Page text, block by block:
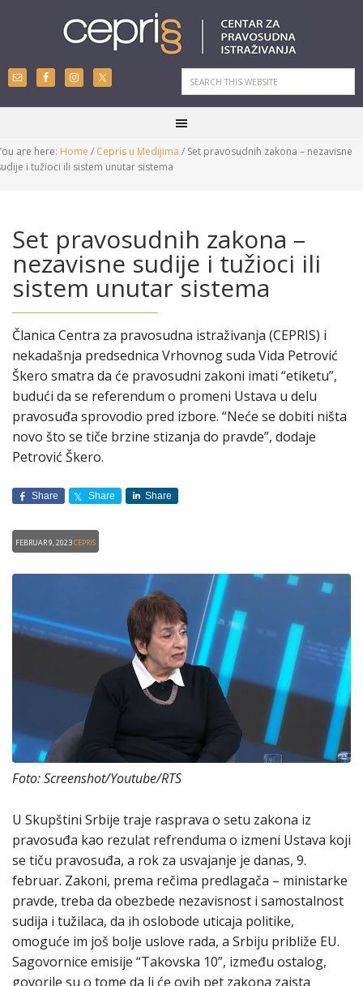
are here: Home / Cepris u Medijima / Set pravosudnih zakona – nezavisne
i tužioci ili sistem unutar sistema
Set pravosudnih zakona –
nezavisne sudije i tužioci ili
sistem unutar sistema
Članica Centra za pravosudna istraživanja (CEPRIS) i
nekadašnja predsednica Vrhovnog suda Vida Petrović
Škero smatra da će pravosudni zakoni imati “etiketu”,
budući da se referendum o promeni Ustava u delu
pravosuđa sprovodio pred izbore. “Neće se dobiti ništa
novo što se tiče brzine stizanja do pravde”, dodaje
Petrović Škero.
Share Share Share
Februar 9, 2023CEPRIS
Foto: Screenshot/Youtube/RTS
U Skupštini Srbije traje rasprava o setu zakona iz
pravosuđa kao rezulat refrenduma o izmeni Ustava koji
se tiču pravosuđa, a rok za usvajanje je danas, 9.
februar. Zakoni, prema rečima predlagača – ministarke
pravde, treba da obezbede nezavisnost i samostalnost
sudija i tužilaca, da ih oslobode uticaja politike,
omoguće im još bolje uslove rada, a Srbiju približe EU.
Sagovornice emisije “Takovska 10”, između ostalog,
govorile su o tome da li će ovih pet zakona zaista